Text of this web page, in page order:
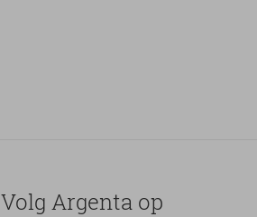
Volg Argenta op